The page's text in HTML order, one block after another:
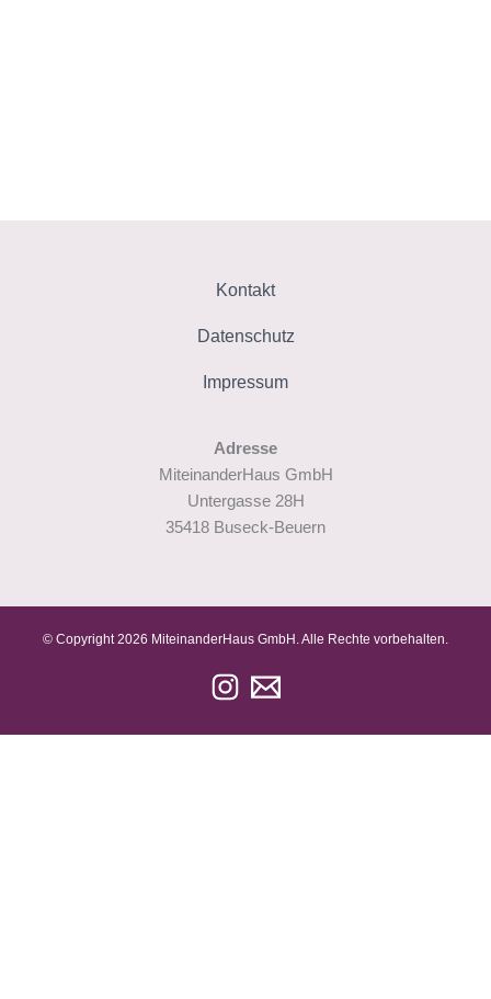
Kontakt
Datenschutz
Impressum
Adresse
MiteinanderHaus GmbH
Untergasse 28H
35418 Buseck-Beuern
© Copyright2026 MiteinanderHaus GmbH. Alle Rechte vorbehalten.